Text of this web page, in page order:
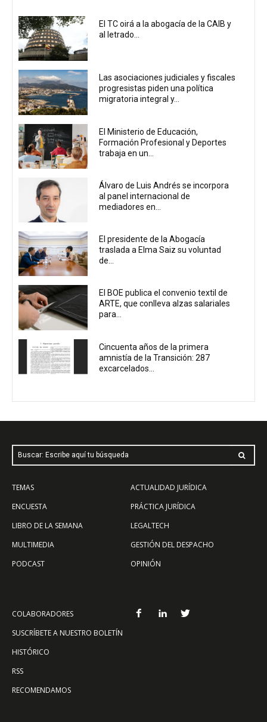
El TC oirá a la abogacía de la CAIB y
al letrado...
Las asociaciones judiciales y fiscales
progresistas piden una política
migratoria integral y...
El Ministerio de Educación,
Formación Profesional y Deportes
trabaja en un...
Álvaro de Luis Andrés se incorpora
al panel internacional de
mediadores en...
El presidente de la Abogacía
traslada a Elma Saiz su voluntad
de...
El BOE publica el convenio textil de
ARTE, que conlleva alzas salariales
para...
Cincuenta años de la primera
amnistía de la Transición: 287
excarcelados...
Buscar: Escribe aquí tu búsqueda
TEMAS
ENCUESTA
LIBRO DE LA SEMANA
MULTIMEDIA
PODCAST
ACTUALIDAD JURÍDICA
PRÁCTICA JURÍDICA
LEGALTECH
GESTIÓN DEL DESPACHO
OPINIÓN
COLABORADORES
SUSCRÍBETE A NUESTRO BOLETÍN
HISTÓRICO
RSS
RECOMENDAMOS